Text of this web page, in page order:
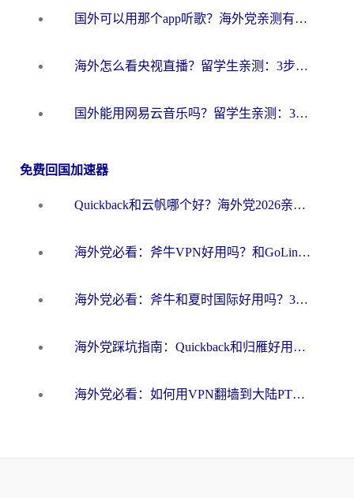
国外可以用那个app听歌？海外党亲测有效的回国加速方案，轻松听国内音乐听书
海外怎么看央视直播？留学生亲测：3步解决版权限制+追剧自由
国外能用网易云音乐吗？留学生亲测：3步解决海外听歌难题
免费回国加速器
Quickback和云帆哪个好？海外党2026亲测指南：选对加速器大陆工具，无缝刷国内剧玩国服
海外党必看：斧牛VPN好用吗？和GoLinkVPN对比哪个回国效果更好？
海外党必看：斧牛和夏时国际好用吗？3步选对回国加速器，无缝刷国内资源
海外党踩坑指南：Quickback和归雁好用吗？选对加速器才能无缝刷国内资源
海外党必看：如何用VPN翻墙到大陆PTT？一篇解决你所有回国加速痛点